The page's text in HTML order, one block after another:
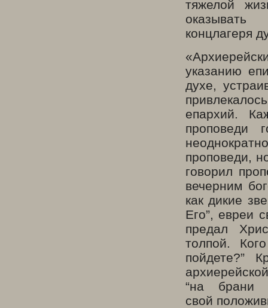
тяжелой
концлагеря
указанию
духе,
епархий.
проповеди
проповеди,
говорил
вечерним
как дикие
Его”, евреи
предал
толпой.
пойдете?”
“на брани
свой